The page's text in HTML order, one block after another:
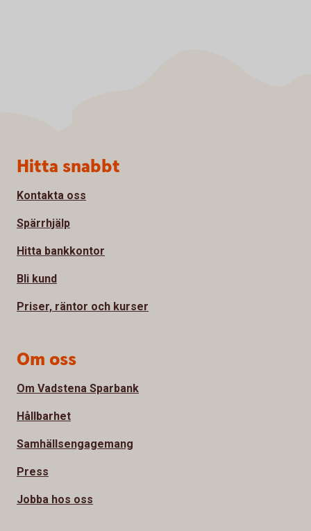
Sidfot
Hitta snabbt
Kontakta oss
Spärrhjälp
Hitta bankkontor
Bli kund
Priser, räntor och kurser
Om oss
Om Vadstena Sparbank
Hållbarhet
Samhällsengagemang
Press
Jobba hos oss